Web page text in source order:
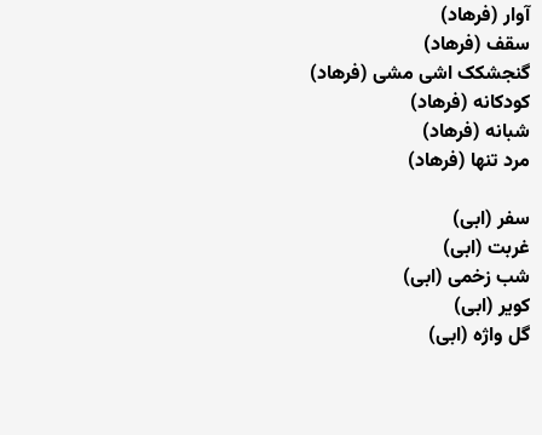
آوار (فرهاد)
سقف (فرهاد)
گنجشکک اشی مشی (فرهاد)
کودکانه (فرهاد)
شبانه (فرهاد)
مرد تنها (فرهاد)
سفر (ابی)
غربت (ابی)
شب زخمی (ابی)
کویر (ابی)
گل واژه (ابی)